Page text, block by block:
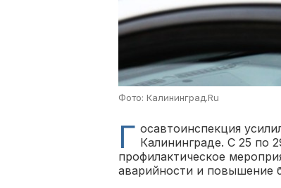
Фото: Калининград.Ru
Г осавтоинспекция
Калининграде. С 25 по
профилактическое
аварийности и повышение